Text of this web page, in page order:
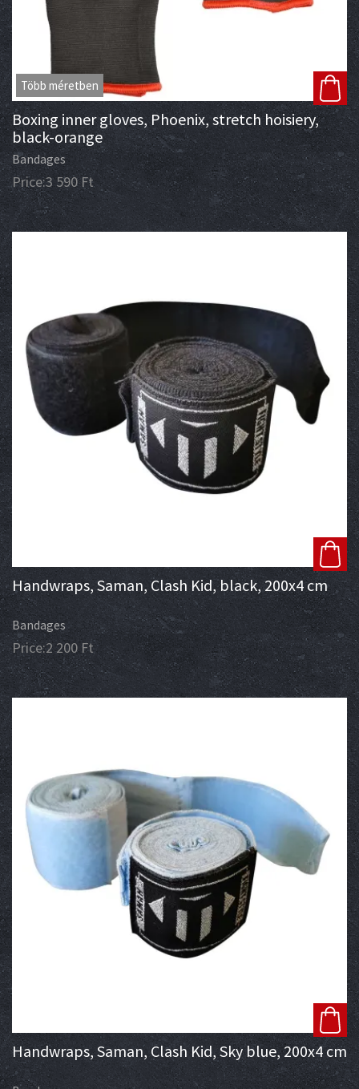
Több méretben
Boxing inner gloves, Phoenix, stretch hoisiery,
black-orange
Bandages
Price:3 590Ft
Handwraps, Saman, Clash Kid, black, 200x4 cm
Bandages
Price:2 200 Ft
Handwraps, Saman, Clash Kid, Sky blue, 200x4 cm